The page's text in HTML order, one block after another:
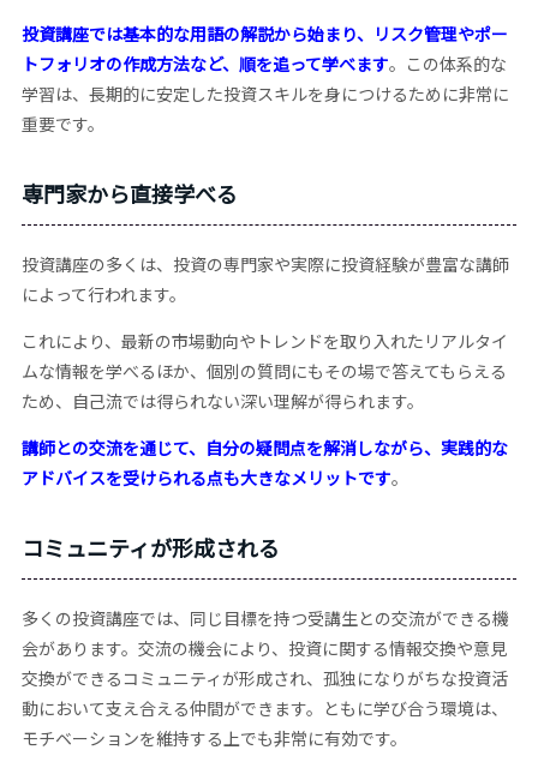
投資講座では基本的な用語の解説から始まり、リスク管理やポー
トフォリオの作成方法など、順を追って学べます。この体系的な
学習は、長期的に安定した投資スキルを身につけるために非常に
重要です。
専門家から直接学べる
投資講座の多くは、投資の専門家や実際に投資経験が豊富な講師
によって行われます。
これにより、最新の市場動向やトレンドを取り入れたリアルタイ
ムな情報を学べるほか、個別の質問にもその場で答えてもらえる
ため、自己流では得られない深い理解が得られます。
講師との交流を通じて、自分の疑問点を解消しながら、実践的な
アドバイスを受けられる点も大きなメリットです。
コミュニティが形成される
多くの投資講座では、同じ目標を持つ受講生との交流ができる機
会があります。交流の機会により、投資に関する情報交換や意見
交換ができるコミュニティが形成され、孤独になりがちな投資活
動において支え合える仲間ができます。ともに学び合う環境は、
モチベーションを維持する上でも非常に有効です。